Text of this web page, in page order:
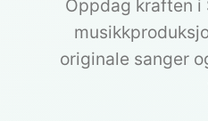
Oppdag kraften
originale sanger